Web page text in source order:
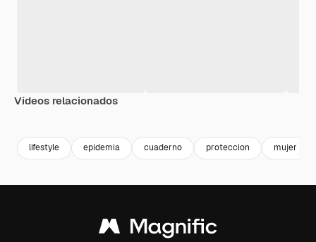
Vídeos relacionados
lifestyle epidemia cuaderno proteccion mujer